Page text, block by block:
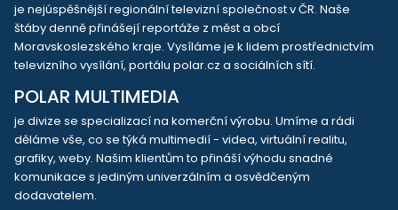
je nejúspěšnější regionální televizní společnost v ČR. Naše
štáby denně přinášejí reportáže z měst a obcí
Moravskoslezského kraje. Vysíláme je k lidem prostřednictvím
televizního vysílání, portálu polar.cz a sociálních sítí.
POLAR MULTIMEDIA
je divize se specializací na komerční výrobu. Umíme a rádi
děláme vše, co se týká multimedií - videa, virtuální realitu,
grafiky, weby. Našim klientům to přináší výhodu snadné
komunikace s jediným univerzálním a osvědčeným
dodavatelem.